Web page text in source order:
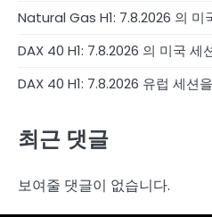
Natural Gas H1: 7.8.2026 의 미
DAX 40 H1: 7.8.2026 의 미국 세
DAX 40 H1: 7.8.2026 유럽 세션
최근 댓글
보여줄 댓글이 없습니다.